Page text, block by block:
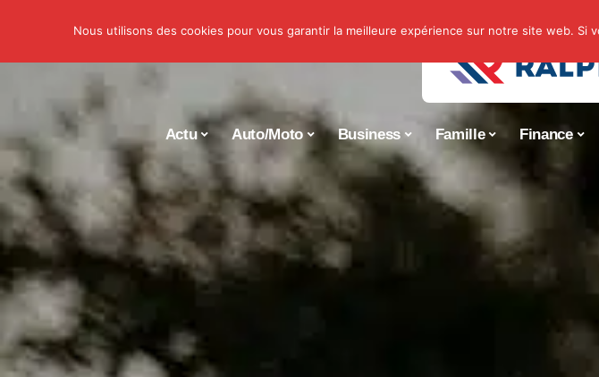
Actu Auto/Moto Business Famille Finance
Nous utilisons des cookies pour vous garantir la meilleure expérience sur notre site web.